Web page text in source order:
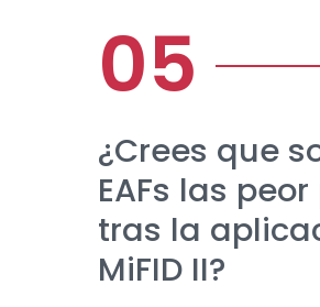
¿Crees que
EAFs las
tras la
MiFID II?